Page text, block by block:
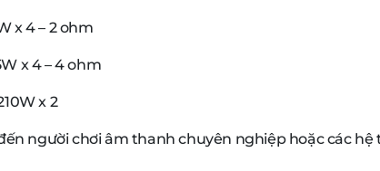
x 4 – 2 ohm
x 4 – 4 ohm
x 2
người chơi âm thanh chuyên nghiệp hoặc các